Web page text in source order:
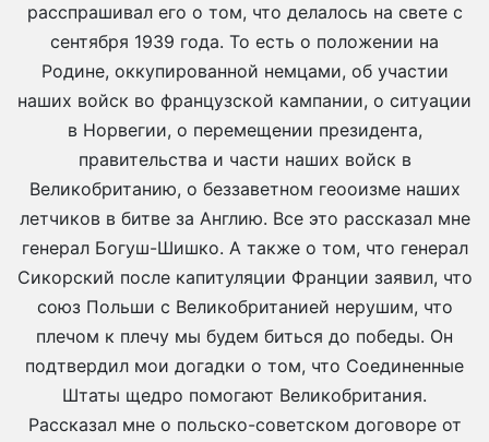
расспрашивал его о том, что делалось на свете с
сентября 1939 года. То есть о положении на
Родине, оккупированной немцами, об участии
наших войск во французской кампании, о ситуации
в Норвегии, о перемещении президента,
правительства и части наших войск в
Великобританию, о беззаветном геооизме наших
летчиков в битве за Англию. Все это рассказал мне
генерал Богуш-Шишко. А также о том, что генерал
Сикорский после капитуляции Франции заявил, что
союз Польши с Великобританией нерушим, что
плечом к плечу мы будем биться до победы. Он
подтвердил мои догадки о том, что Соединенные
Штаты щедро помогают Великобритания.
Рассказал мне о польско-советском договоре от